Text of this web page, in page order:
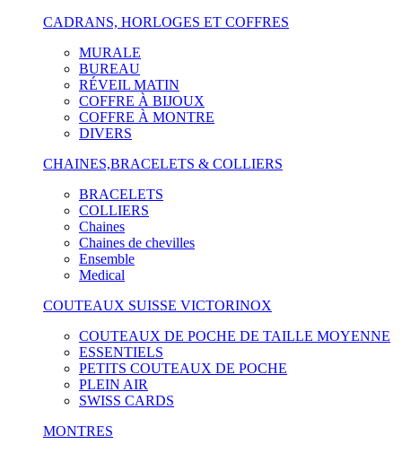
CADRANS, HORLOGES ET COFFRES
MURALE
BUREAU
RÉVEIL MATIN
COFFRE À BIJOUX
COFFRE À MONTRE
DIVERS
CHAINES,BRACELETS & COLLIERS
BRACELETS
COLLIERS
Chaines
Chaines de chevilles
Ensemble
Medical
COUTEAUX SUISSE VICTORINOX
COUTEAUX DE POCHE DE TAILLE MOYENNE
ESSENTIELS
PETITS COUTEAUX DE POCHE
PLEIN AIR
SWISS CARDS
MONTRES